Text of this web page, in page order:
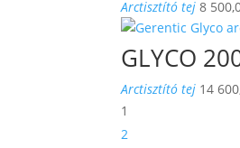
Arctisztító tej 8
GLYCO
Arctisztító tej 14
1
2